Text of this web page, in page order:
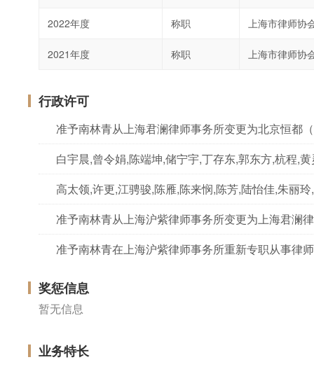
2022年度 称职 上海市律师协
2021年度 称职 上海市律师协
行政许可
准予南林青从上海君澜律师事务所变更为北京恒都
准予南林青从上海沪紫律师事务所变更为上海君澜
准予南林青在上海沪紫律师事务所重新专职从事律
奖惩信息
暂无信息
业务特长